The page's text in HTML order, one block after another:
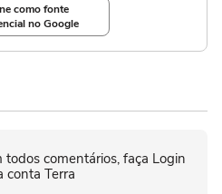
como fonte
no Google
comentários, faça Login
conta Terra